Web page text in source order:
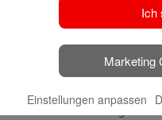
Steuerfachmann den
natürlich der
Raum lebst und
für
Ich
Marketing
Einstellungen anpassen